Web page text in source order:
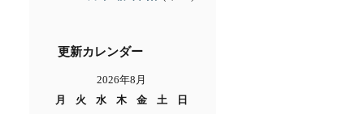
更新カレンダー
2026年8月
月
火 水 木 金 土
日